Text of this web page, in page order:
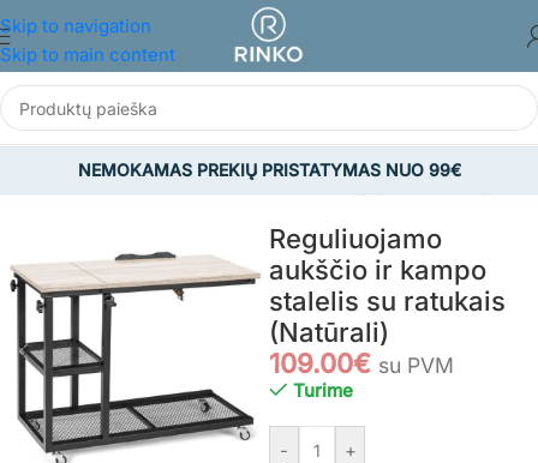
Skip to navigation
Skip to main content
NEMOKAMAS PREKIŲ PRISTATYMAS NUO 99€
BALDAI/Ofiso ir biuro baldai /Nešiojamųjų kompiuterių stalai
Reguliuojamo
aukščio ir kampo
stalelis su ratukais
(Natūrali)
109.00€ su PVM
Turime
- +